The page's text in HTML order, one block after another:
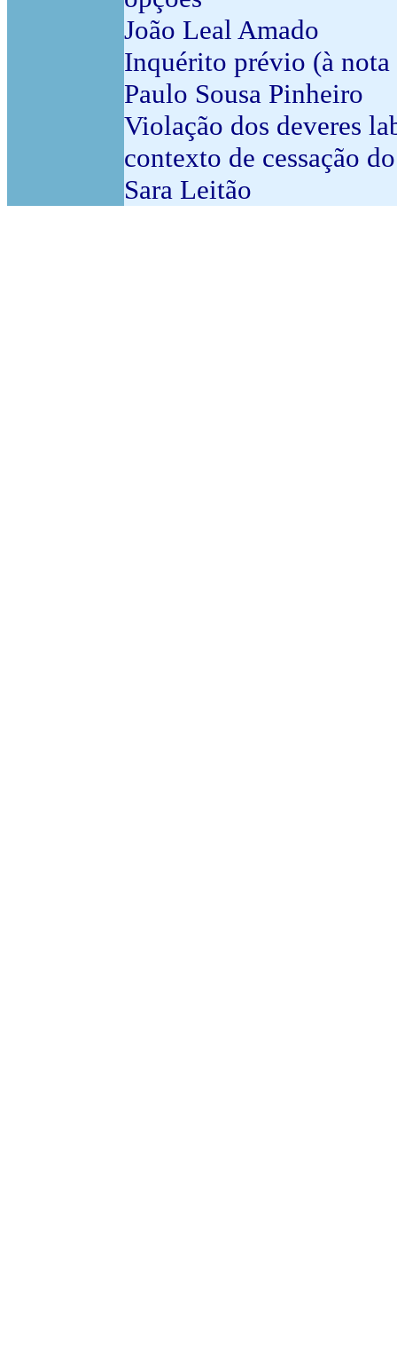
João Leal Amado
Inquérito prévio (à
Paulo Sousa Pinheiro
Violação dos deveres
contexto de cessação
Sara Leitão